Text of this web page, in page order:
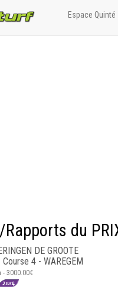
du
DE GROOTE
4 - WAREGEM
- 3000.00€
Espace Quinté